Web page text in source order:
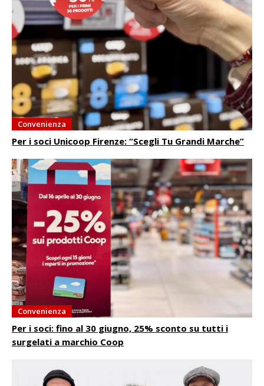
Convenienza
Per i soci Unicoop Firenze: “Scegli Tu Grandi Marche”
Convenienza
Per i soci: fino al 30 giugno, 25% sconto su tutti i
surgelati a marchio Coop